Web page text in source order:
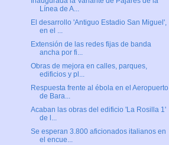
Línea de A...
El desarrollo 'Antiguo Estadio San Miguel',
en el ...
Extensión de las redes fijas de banda
ancha por fi...
Obras de mejora en calles, parques,
edificios y pl...
Respuesta frente al ébola en el Aeropuerto
de Bara...
Acaban las obras del edificio ​'La Rosilla 1'
de l...
Se esperan 3.800 aficionados italianos en
el encue...